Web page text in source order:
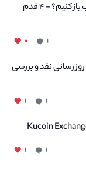
چگونه در صرافی کوکوین حساب باز کنیم؟ - ۴ قدم
۱ ۰
رسانی نقد و بررسی
۱ ۱
۱ ۱